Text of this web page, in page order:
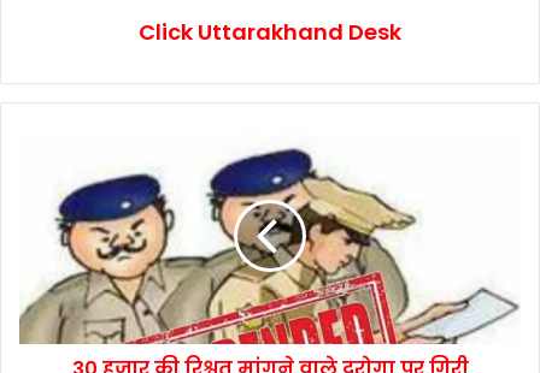
Click Uttarakhand Desk